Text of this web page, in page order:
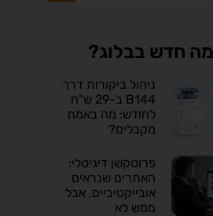
מה חדש בבלוג?
ניהול ביקורות דרך
B144 ב-29 ש"ח
לחודש: מה באמת
מקבלים?
פרוטקשן דיגיטלי:
האתרים שנראים
אובייקטיביים, אבל
ממש לא